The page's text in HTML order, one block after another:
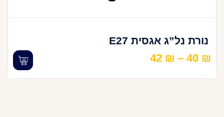
נורת נל”ג אגסית E27
40 ₪
–
42 ₪